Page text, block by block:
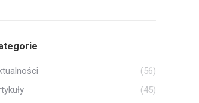
(56)
(45)